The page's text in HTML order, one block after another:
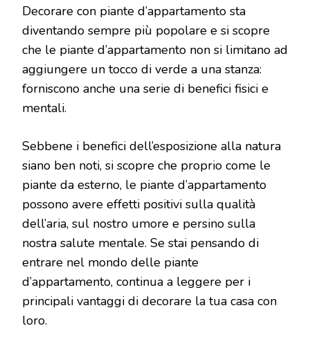
Decorare con piante d’appartamento sta
diventando sempre più popolare e si scopre
che le piante d’appartamento non si limitano ad
aggiungere un tocco di verde a una stanza:
forniscono anche una serie di benefici fisici e
mentali.
Sebbene i benefici dell’esposizione alla natura
siano ben noti, si scopre che proprio come le
piante da esterno, le piante d’appartamento
possono avere effetti positivi sulla qualità
dell’aria, sul nostro umore e persino sulla
nostra salute mentale. Se stai pensando di
entrare nel mondo delle piante
d’appartamento, continua a leggere per i
principali vantaggi di decorare la tua casa con
loro.